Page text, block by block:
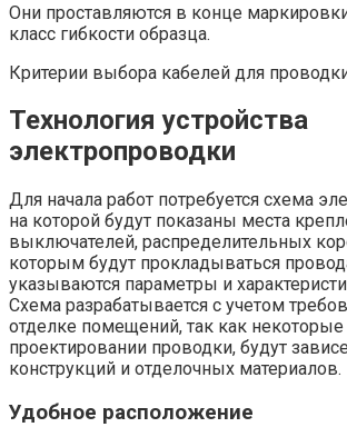
Они проставляются в конце
класс гибкости образца.
Критерии выбора кабелей для
Технология устройства
электропроводки
Для начала работ потребуется схема
на которой будут показаны места
выключателей, распределительных
которым будут прокладываться
указываются параметры и
Схема разрабатывается с учетом
отделке помещений, так как
проектировании проводки, будут
конструкций и отделочных материалов.
Удобное расположение